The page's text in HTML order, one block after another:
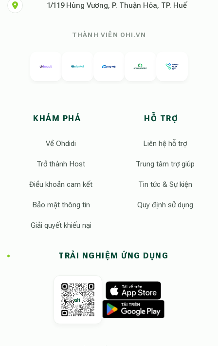
1/119 Hùng Vương, P. Thuận Hóa, TP. Huế
THÀNH VIÊN OHI.VN
KHÁM PHÁ
Về Ohdidi
Trở thành Host
Điều khoản cam kết
Bảo mật thông tin
Giải quyết khiếu nại
HỖ TRỢ
Liên hệ hỗ trợ
Trung tâm trợ giúp
Tin tức & Sự kiện
Quy định sử dụng
TRẢI NGHIỆM ỨNG DỤNG